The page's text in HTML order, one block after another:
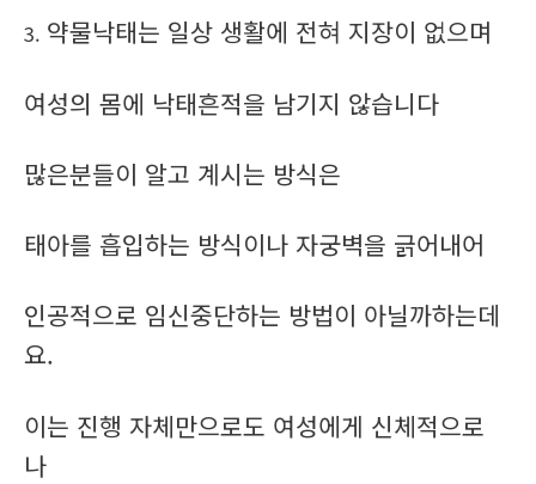
3. 약물낙태는 일상 생활에 전혀 지장이 없으며
여성의 몸에 낙태흔적을 남기지 않습니다
많은분들이 알고 계시는 방식은
태아를 흡입하는 방식이나 자궁벽을 긁어내어
인공적으로 임신중단하는 방법이 아닐까하는데
요.
이는 진행 자체만으로도 여성에게 신체적으로
나